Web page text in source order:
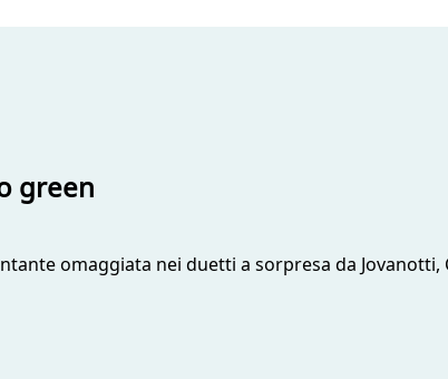
green
omaggiata nei duetti a sorpresa da